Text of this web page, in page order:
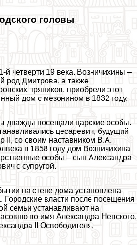
головы
й четверти 19 века. Возничихины –
род Дмитрова, а также
пряников, приобрели этот
дом с мезонином в 1832 году.
дважды посещали царские особы.
цесаревич, будущий
II, со своим наставником В.А.
в 1858 году дом Возничихина
особы – сын Александра
с супругой.
на стене дома установлена
Городские власти после посещения
семьи устанавливают на
во имя Александра Невского,
II Освободителя.